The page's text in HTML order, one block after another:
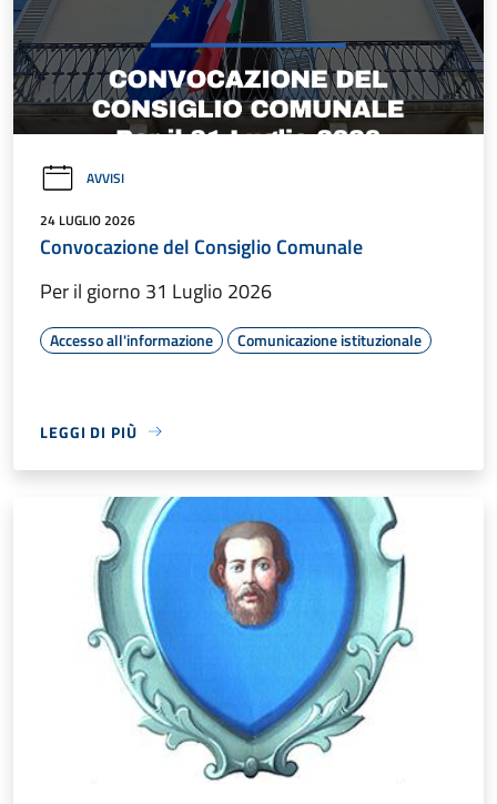
AVVISI
24 LUGLIO 2026
Convocazione del Consiglio Comunale
Per il giorno 31 Luglio 2026
Accesso all'informazione Comunicazione istituzionale
LEGGI DI PIÙ